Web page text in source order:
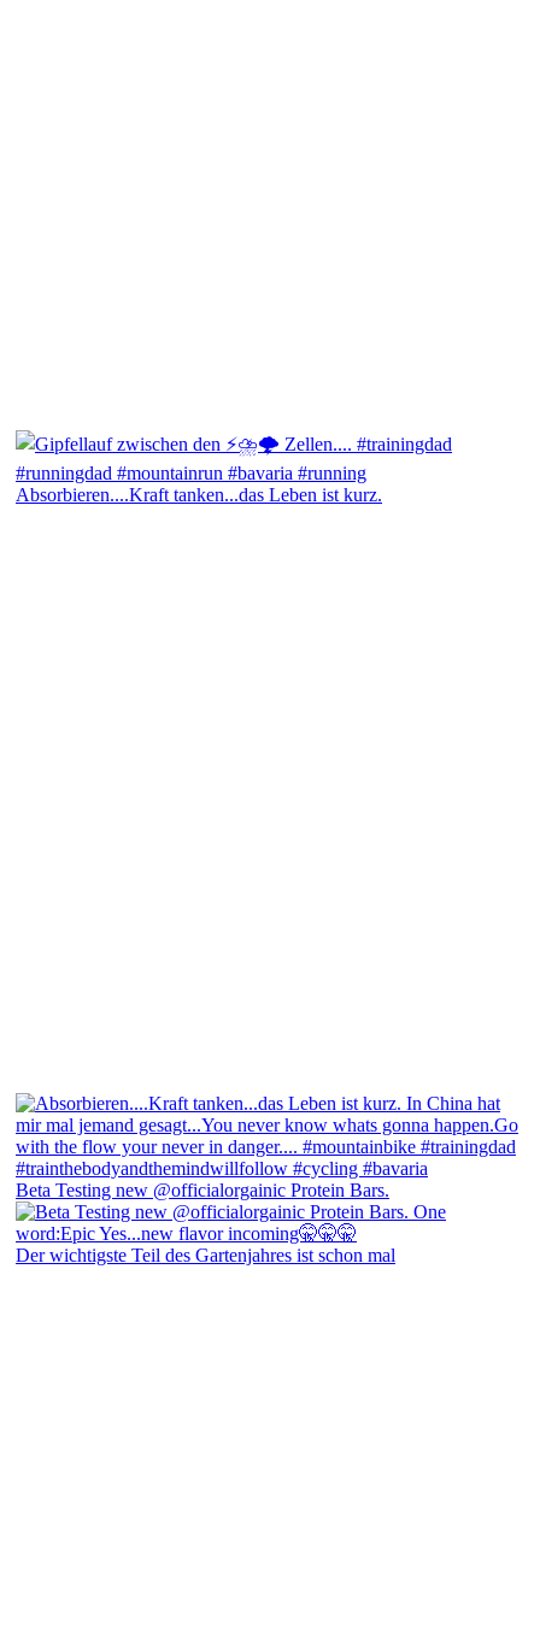
Absorbieren....Kraft tanken...das Leben ist kurz.
Beta Testing new @officialorgainic Protein Bars.
Der wichtigste Teil des Gartenjahres ist schon mal